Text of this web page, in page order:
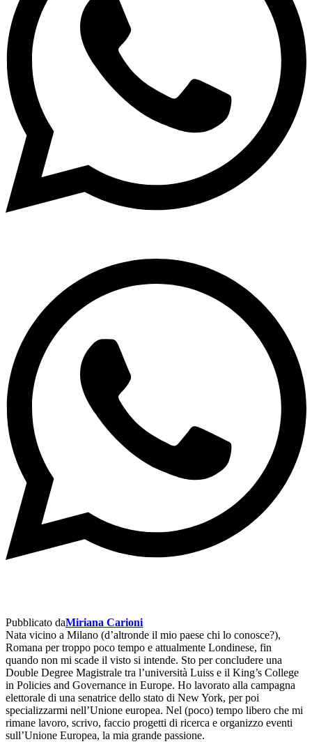
Pubblicato daMiriana Carioni
Nata vicino a Milano (d’altronde il mio paese chi lo conosce?),
Romana per troppo poco tempo e attualmente Londinese, fin
quando non mi scade il visto si intende. Sto per concludere una
Double Degree Magistrale tra l’università Luiss e il King’s College
in Policies and Governance in Europe. Ho lavorato alla campagna
elettorale di una senatrice dello stato di New York, per poi
specializzarmi nell’Unione europea. Nel (poco) tempo libero che mi
rimane lavoro, scrivo, faccio progetti di ricerca e organizzo eventi
sull’Unione Europea, la mia grande passione.